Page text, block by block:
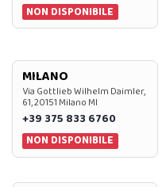
NON DISPONIBILE
MILANO
Via Gottlieb Wilhelm Daimler,
61, 20151 Milano MI
+39 375 833 6760
NON DISPONIBILE